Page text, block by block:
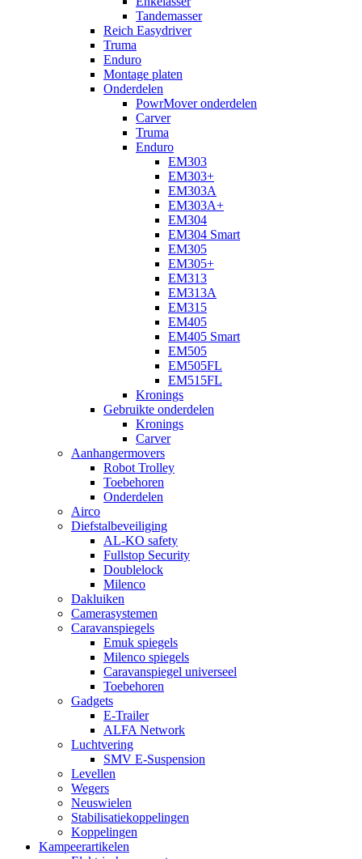
Tandemasser
Reich Easydriver
Truma
Enduro
Montage platen
Onderdelen
PowrMover onderdelen
Carver
Truma
Enduro
EM303
EM303+
EM303A
EM303A+
EM304
EM304 Smart
EM305
EM305+
EM313
EM313A
EM315
EM405
EM405 Smart
EM505
EM505FL
EM515FL
Kronings
Gebruikte onderdelen
Kronings
Carver
Aanhangermovers
Robot Trolley
Toebehoren
Onderdelen
Airco
Diefstalbeveiliging
AL-KO safety
Fullstop Security
Doublelock
Milenco
Dakluiken
Camerasystemen
Caravanspiegels
Emuk spiegels
Milenco spiegels
Caravanspiegel universeel
Toebehoren
Gadgets
E-Trailer
ALFA Network
Luchtvering
SMV E-Suspension
Levellen
Wegers
Neuswielen
Stabilisatiekoppelingen
Koppelingen
Kampeerartikelen